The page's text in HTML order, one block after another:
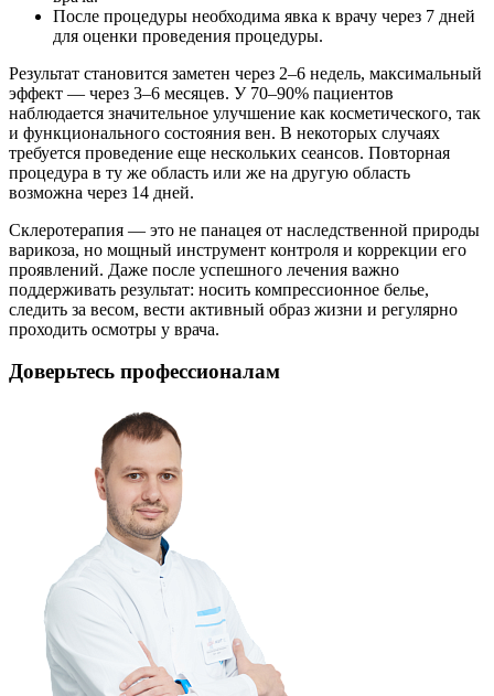
После процедуры необходима явка к врачу через 7 дней
для оценки проведения процедуры.
Результат становится заметен через 2–6 недель, максимальный
эффект — через 3–6 месяцев. У 70–90% пациентов
наблюдается значительное улучшение как косметического, так
и функционального состояния вен. В некоторых случаях
требуется проведение еще нескольких сеансов. Повторная
процедура в ту же область или же на другую область
возможна через 14 дней.
Склеротерапия — это не панацея от наследственной природы
варикоза, но мощный инструмент контроля и коррекции его
проявлений. Даже после успешного лечения важно
поддерживать результат: носить компрессионное белье,
следить за весом, вести активный образ жизни и регулярно
проходить осмотры у врача.
Доверьтесь профессионалам